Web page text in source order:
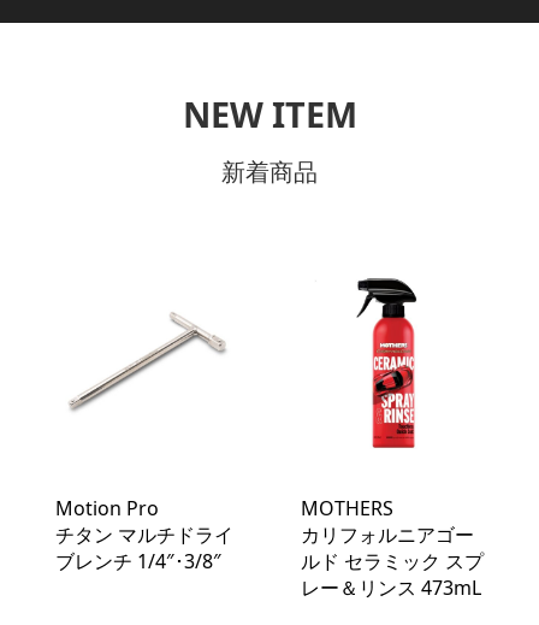
NEW ITEM
新着商品
Motion Pro
チタン マルチドライ
ブレンチ 1/4″･3/8″
MOTHERS
カリフォルニアゴー
ルド セラミック スプ
レー＆リンス 473mL